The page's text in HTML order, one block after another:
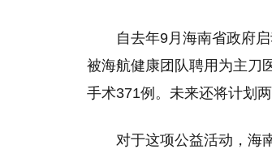
自去年9月海南省政府
被海航健康团队聘用为主刀
手术371例。未来还将计划
对于这项公益活动，海